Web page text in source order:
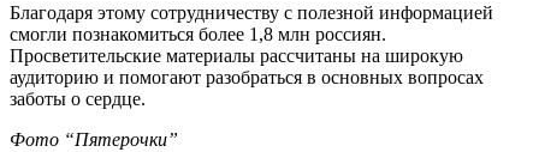
Благодаря этому сотрудничеству с полезной информацией
смогли познакомиться более 1,8 млн россиян.
Просветительские материалы рассчитаны на широкую
аудиторию и помогают разобраться в основных вопросах
заботы о сердце.
Фото “Пятерочки”